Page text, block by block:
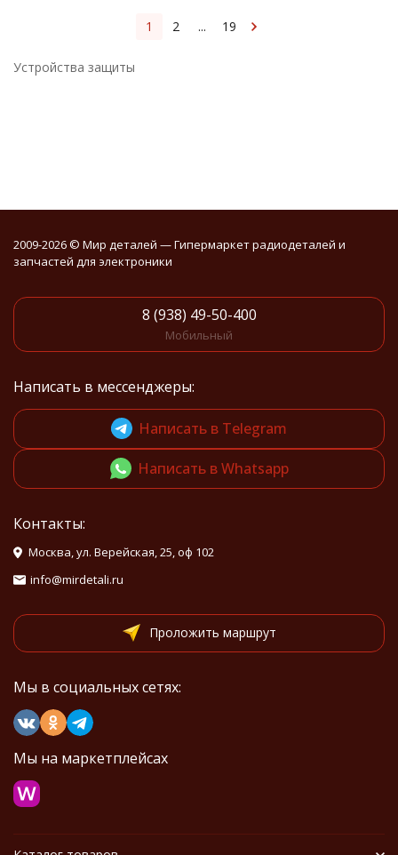
1 2 ... 19
Устройства защиты
2009-2026 © Мир деталей — Гипермаркет радиодеталей и
запчастей для электроники
8 (938) 49-50-400
Мобильный
Написать в мессенджеры:
Написать в Telegram
Написать в Whatsapp
Контакты:
Москва, ул. Верейская, 25, оф 102
info@mirdetali.ru
Проложить маршрут
Мы в социальных сетях:
Мы на маркетплейсах